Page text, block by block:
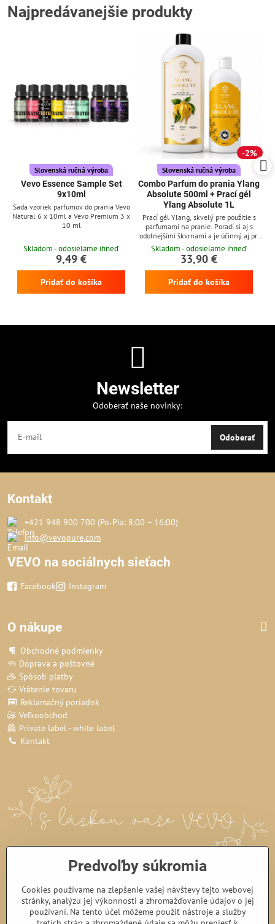
Najpredávanejšie produkty
Slovenská ručná výroba
Vevo Essence Sample Set
9x10ml
Sada vzoriek parfumov do prania Vevo
Natural 6 x 10ml a Vevo Premium 3 x
10 ml
Skladom - odosielame ihneď
9,49 €
Pridať do košíka
2%
Slovenská ručná výroba
Combo Parfum do prania Ylang
Absolute 500ml + Prací gél
Ylang Absolute 1L
Prací gél Ylang, skvelý pre použitie s
parfumami na pranie. Poradí si aj s
odolnejšími škvrnami a je účinný aj pri
nízkych teplotách
Skladom - odosielame ihneď
33,90 €
Pridať do košíka
Newsletter
Odoberať naše novinky:
Odoberať
Kontakt
+421 948 900 700 (Po‑Pia: 8:00 – 16:00)
info@vevopure.com
VEVO na sociálnych sieťach
Facebook Instagram
O nákupe
Obchodné podmienky
Doprava a poštovné
Spôsob platby
Vrátenie tovaru
Reklamačný poriadok
Veľkoobchod
Private label - white label
Kontakt
Predvoľby súkromia
Cookies používame na zlepšenie vašej návštevy tejto webovej
stránky, analýzu jej výkonnosti a zhromažďovanie údajov o jej
používaní. Na tento účel môžeme použiť nástroje a služby